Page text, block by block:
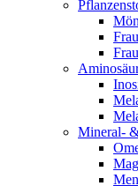
Mineral-